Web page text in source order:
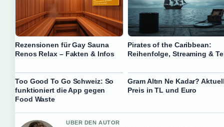
Rezensionen für Gay Sauna
Renos Relax – Fakten & Infos
Pirates of the Caribbean:
Reihenfolge, Streaming &
Too Good To Go Schweiz: So
funktioniert die App gegen
Food Waste
Gram Altın Ne Kadar?
Preis in TL und Euro
UBER DEN AUTOR